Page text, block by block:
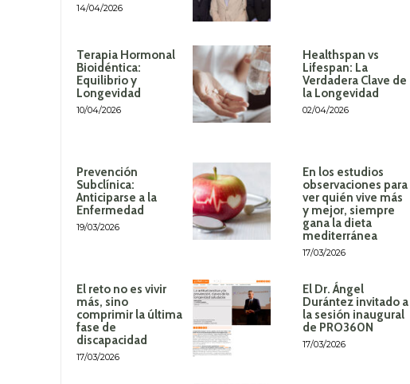
14/04/2026
Terapia Hormonal
Bioidéntica:
Equilibrio y
Longevidad
10/04/2026
Healthspan vs
Lifespan: La
Verdadera Clave de
la Longevidad
02/04/2026
Prevención
Subclínica:
Anticiparse a la
Enfermedad
19/03/2026
En los estudios
observaciones para
ver quién vive más
y mejor, siempre
gana la dieta
mediterránea
17/03/2026
El reto no es vivir
más, sino
comprimir la última
fase de
discapacidad
17/03/2026
El Dr. Ángel
Durántez invitado a
la sesión inaugural
de PRO360N
17/03/2026